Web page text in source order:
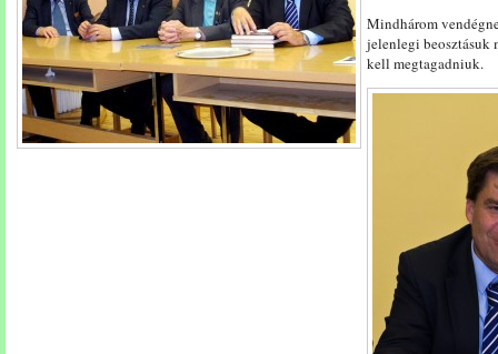
Mindhárom
jelenlegi beosztásuk
kell megtagadniuk.